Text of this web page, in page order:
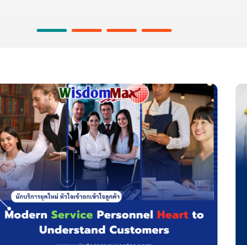
องค์กรที่มีประสบการณ์ ความรู้ความเข้าใจ ทักษะ ความ
การเรียนรู้ เชื่อมั่นและยินดีนำไปใช้ ฝึกฝน จนเกิดการ
เพิ่มพูนสมรรถนะของพนักงานให้เป็นไปตามที่องค์กร
คาดหวังอย่างถูกต้อง มีประสิทธิภาพ เกิดแรงจูงใจใน
การปฏิบัติงานต่าง ๆ ให้บรรลุผลตามวัตถุประสงค์ของ
หน่วยงาน